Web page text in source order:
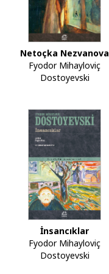
Netoçka Nezvanova
Fyodor Mihayloviç
Dostoyevski
İnsancıklar
Fyodor Mihayloviç
Dostoyevski